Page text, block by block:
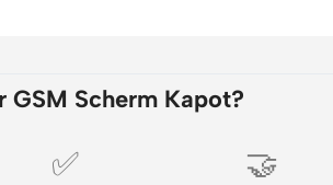
Scherm Kapot?
✅ 🤝